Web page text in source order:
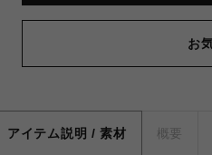
お
アイテム説明 / 素材 概要